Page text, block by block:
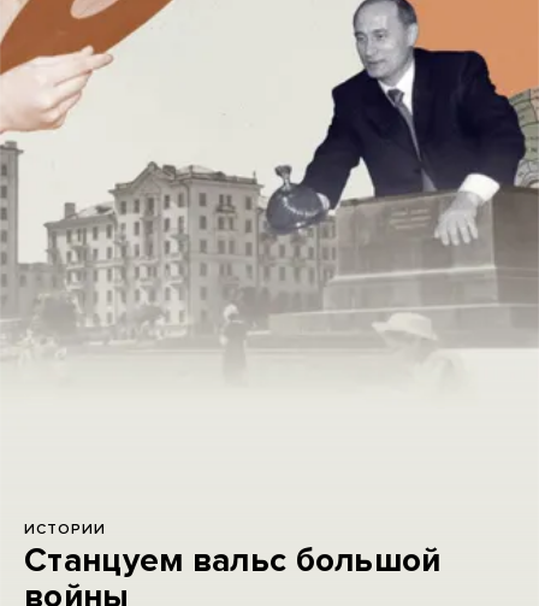
ИСТОРИИ
Станцуем вальс большой
войны